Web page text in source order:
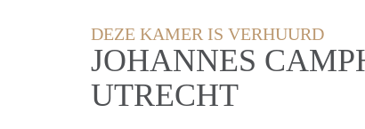
DEZE KAMER IS VERHUURD
JOHANNES
UTRECHT